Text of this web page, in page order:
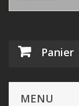
Panier
MENU